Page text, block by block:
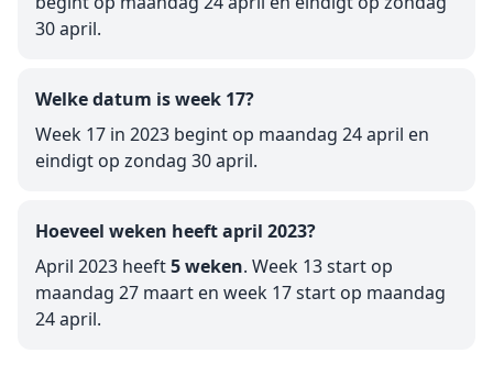
30 april.
Welke datum is week 17?
Week 17 in 2023 begint op maandag 24 april en
eindigt op zondag 30 april.
Hoeveel weken heeft april 2023?
April 2023 heeft5 weken. Week 13 start op
maandag 27 maart en week 17 start op maandag
24 april.